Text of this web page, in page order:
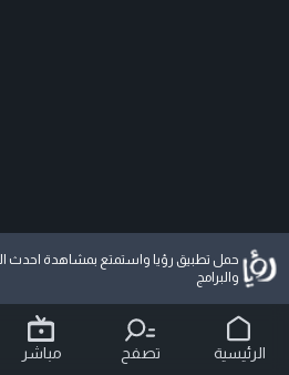
حمل تطبيق رؤيا واستمتع بمشاهدة احدث
والبرامج
الرئيسية تصفح مباشر